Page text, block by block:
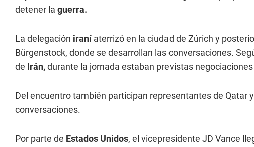
detener la guerra.
La delegación iraníaterrizó en la ciudad de Zúrich y
Bürgenstock, donde se desarrollan las conversaciones.
de Irán,durante la jornada estaban previstas
Del encuentro también participan representantes de Qatar
conversaciones.
Por parte de Estados Unidos, el vicepresidente JD Vance